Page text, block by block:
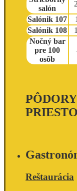
salón
Salónik 107
Salónik 108
Nočný bar
pre 100
osôb
Reštaurácia